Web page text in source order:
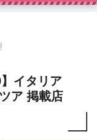
イタリア
ア 掲載店